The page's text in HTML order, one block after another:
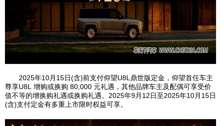
2025年10月15日(含)前支付仰望U8L鼎世版定金，仰望首任车主
尊享U8L 增购或换购 80,000 元礼遇，其他品牌车主及配偶可享受价
值不等的增换购礼遇或换购礼遇。2025年9月12日至2025年10月15日
(含)支付定金有多重上市限时权益可享。